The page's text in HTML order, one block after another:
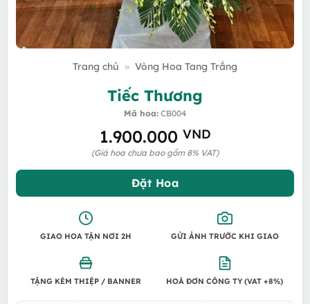
Trang chủ » Vòng Hoa Tang Trắng
Tiếc Thương
Mã hoa: CB004
1.900.000 VND
(Giá hoa chưa bao gồm 8% VAT)
Đặt Hoa
GIAO HOA TẬN NƠI 2H GỬI ẢNH TRƯỚC KHI GIAO
TẶNG KÈM THIỆP / BANNER HOÁ ĐƠN CÔNG TY (VAT +8%)